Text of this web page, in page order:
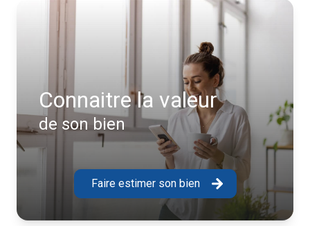
Connaitre la valeur
de son bien
Faire estimer son bien